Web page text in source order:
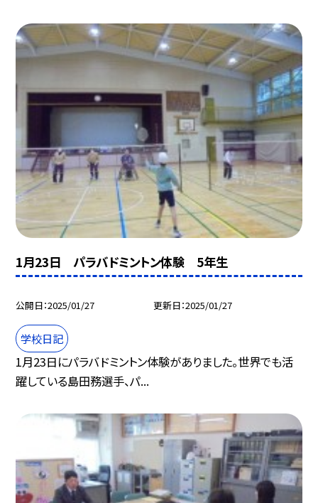
1月23日 パラバドミントン体験 5年生
公開日 2025/01/27 更新日 2025/01/27
学校日記
1月23日にパラバドミントン体験がありました。世界でも活
躍している島田務選手、パ...